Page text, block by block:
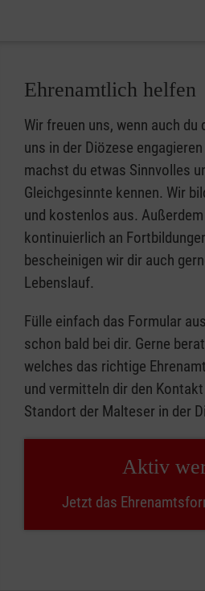
Ehrenamtlich helfen
Wir freuen uns, wenn auch
uns in der Diözese
machst du etwas Sinnvolles
Gleichgesinnte kennen. Wir
und kostenlos aus.
kontinuierlich an
bescheinigen wir dir auch
Lebenslauf.
Fülle einfach das Formular
schon bald bei dir. Gerne
welches das richtige
und vermitteln dir den
Standort der Malteser in der
Aktiv
Jetzt das